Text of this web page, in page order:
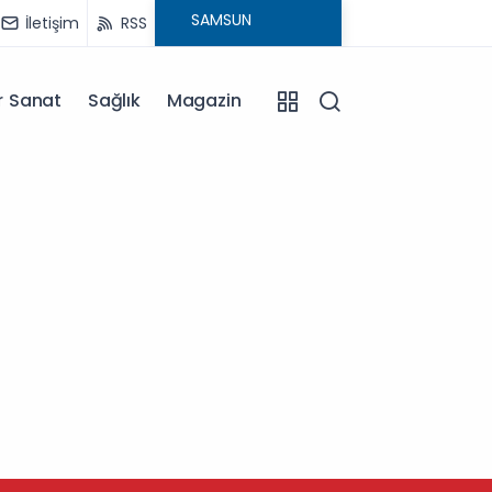
İletişim RSS
Sanat Sağlık Magazin